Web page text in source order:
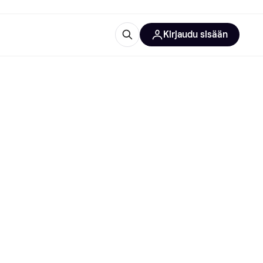
Kirjaudu sisään